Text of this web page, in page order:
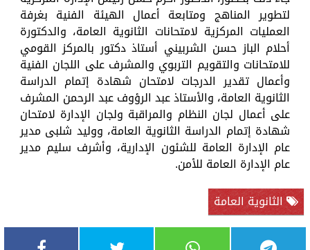
لتطوير المناهج ومتابعة أعمال الهيئة الفنية بغرفة
العمليات المركزية لامتحانات الثانوية العامة، والدكتورة
أحلام الباز حسن الشربيني أستاذ دكتور بالمركز القومي
للامتحانات والتقويم التربوي والمشرف على اللجان الفنية
وأعمال تقدير الدرجات لامتحان شهادة إتمام الدراسة
الثانوية العامة، والأستاذ عبد الرؤوف عبد الرحمن المشرف
على أعمال لجان النظام والمراقبة ولجان الإدارة لامتحان
شهادة إتمام الدراسة الثانوية العامة، ووليد شلبى مدير
عام الإدارة العامة للشئون الإدارية، وأشرف سليم مدير
عام الإدارة العامة للأمن.
الثانوية العامة